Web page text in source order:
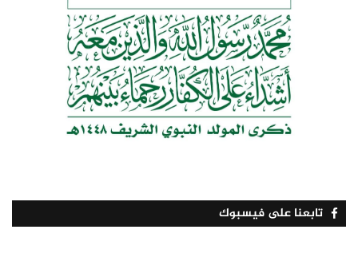
تابعنا على فيسبوك